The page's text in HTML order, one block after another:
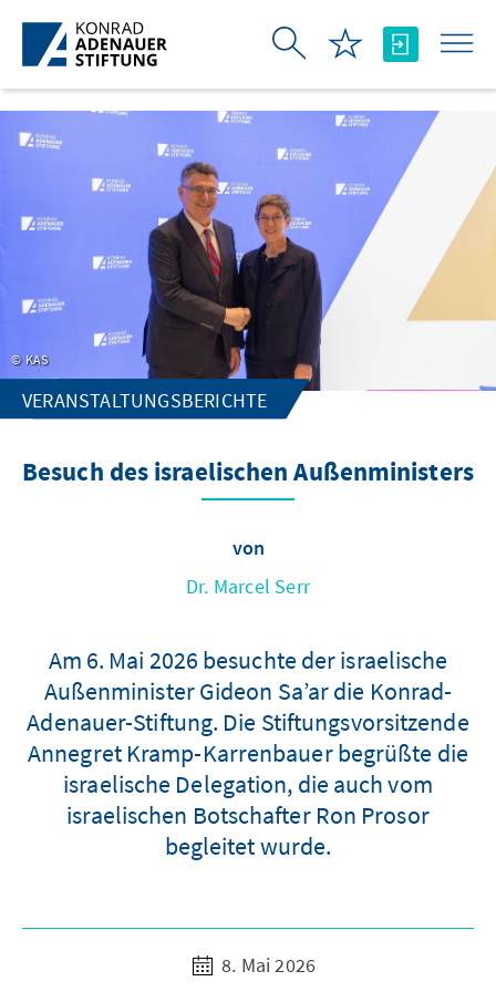
Zum Hauptinhalt springen
KAS
VERANSTALTUNGSBERICHTE
Besuch des israelischen Außenministers
von
Dr. Marcel Serr
Am 6. Mai 2026 besuchte der israelische
Außenminister Gideon Sa’ar die Konrad-
Adenauer-Stiftung. Die Stiftungsvorsitzende
Annegret Kramp-Karrenbauer begrüßte die
israelische Delegation, die auch vom
israelischen Botschafter Ron Prosor
begleitet wurde.
8. Mai 2026